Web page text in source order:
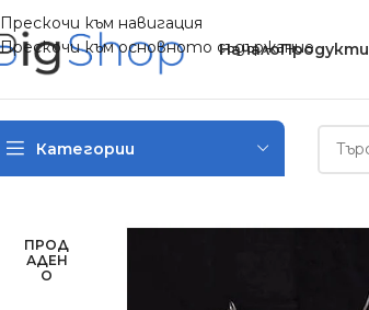
Прескочи към навигация
Прескочи към основното съдържание
НачалоПродукти
Категории
ПРОД
АДЕН
О